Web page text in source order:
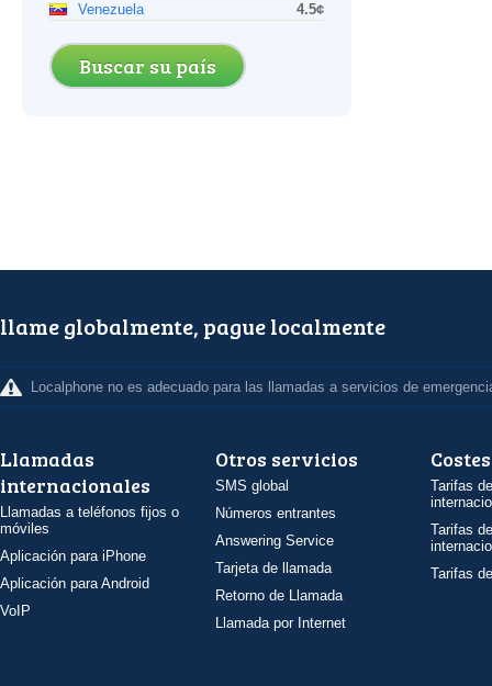
Venezuela
4.5¢
Buscar su país
llame globalmente, pague localmente
Localphone no es adecuado para las llamadas a servicios de
Llamadas
internacionales
Llamadas a teléfonos fijos o
móviles
Aplicación para iPhone
Aplicación para Android
VoIP
Otros servicios
SMS global
Números entrantes
Answering Service
Tarjeta de llamada
Retorno de Llamada
Llamada por Internet
Costes
Tarifas
Tarifas
Tarifas